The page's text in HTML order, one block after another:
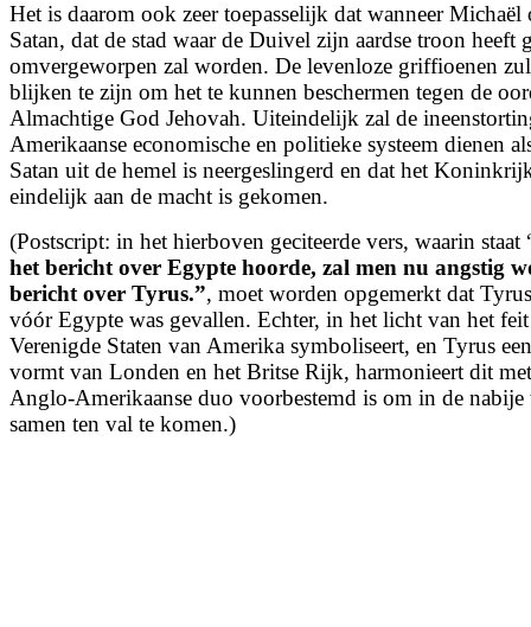
Het is daarom ook zeer toepasselijk dat wanneer
Satan, dat de stad waar de Duivel zijn aardse troon heeft
omvergeworpen zal worden. De levenloze griffioenen
blijken te zijn om het te kunnen beschermen tegen de
Almachtige God Jehovah. Uiteindelijk zal de
Amerikaanse economische en politieke systeem dienen
Satan uit de hemel is neergeslingerd en dat het
eindelijk aan de macht is gekomen.
(Postscript: in het hierboven geciteerde vers, waarin staat
het bericht over Egypte hoorde, zal men nu angstig
bericht over Tyrus.”, moet worden opgemerkt dat
vóór Egypte was gevallen. Echter, in het licht van het
Verenigde Staten van Amerika symboliseert, en Tyrus
vormt van Londen en het Britse Rijk, harmonieert dit
Anglo-Amerikaanse duo voorbestemd is om in de
samen ten val te komen.)